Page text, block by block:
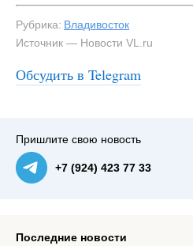
Рубрика: Владивосток
Источник — Новости VL.ru
Обсудить в Telegram
Пришлите свою новость
+7 (924) 423 77 33
Последние новости